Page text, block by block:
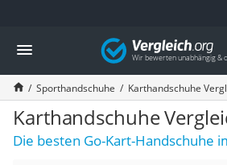
Die beliebtesten Vergleiche nach Kategorie
Freizeit & Sport
Gartentrampolin
Trampolin
Metalldetektor
Eufab-Fahrradträger
Trampolin 366 cm
Vergleich
Sporthandschuhe Karthandschuhe
Karthandschuhe
Die besten Go-Kart-Handschuhe